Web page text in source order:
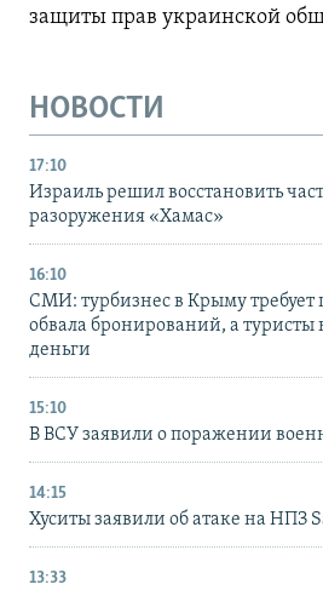
защиты прав украинской
НОВОСТИ
17:10
Израиль решил восстановить
разоружения «Хамас»
16:10
СМИ: турбизнес в Крыму требует
обвала бронирований, а туристы
деньги
15:10
В ВСУ заявили о поражении
14:15
Хуситы заявили об атаке на НПЗ
13:33